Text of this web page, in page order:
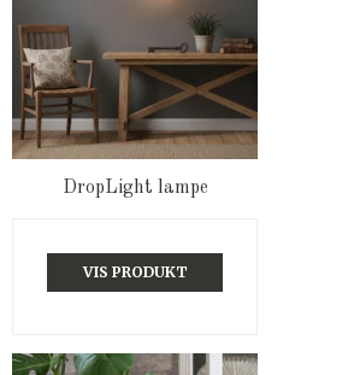
DropLight lampe
VIS PRODUKT